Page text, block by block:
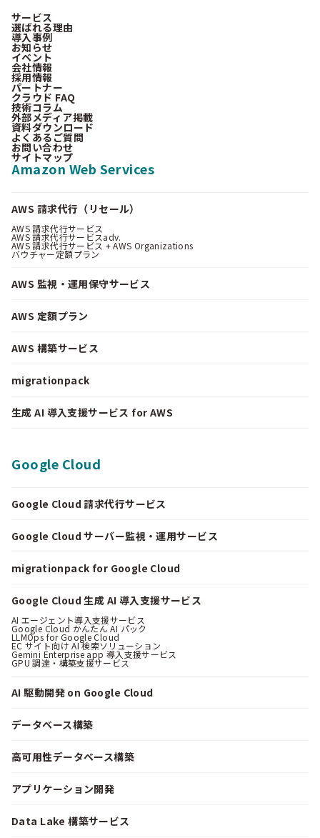
サービス
選ばれる理由
導入事例
お知らせ
イベント
会社情報
採用情報
パートナー
クラウド FAQ
技術コラム
外部メディア掲載
資料ダウンロード
よくあるご質問
お問い合わせ
サイトマップ
Amazon Web Services
AWS 請求代行（リセール）
AWS 請求代行サービス
AWS 請求代行サービスadv.
AWS 請求代行サービス + AWS Organizations
バウチャー定額プラン
AWS 監視・運用保守サービス
AWS 定額プラン
AWS 構築サービス
migrationpack
生成 AI 導入支援サービス for AWS
Google Cloud
Google Cloud 請求代行サービス
Google Cloud サーバー監視・運用サービス
migrationpack for Google Cloud
Google Cloud 生成 AI 導入支援サービス
AI エージェント導入支援サービス
Google Cloud かんたん AI パック
LLMOps for Google Cloud
EC サイト向け AI 検索ソリューション
Gemini Enterprise app 導入支援サービス
GPU 調達・構築支援サービス
AI 駆動開発 on Google Cloud
データベース構築
高可用性データベース構築
アプリケーション開発
Data Lake 構築サービス